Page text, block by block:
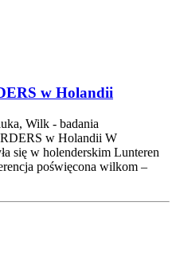
w Holandii
Wilk - badania
w Holandii W
się w holenderskim Lunteren
poświęcona wilkom –